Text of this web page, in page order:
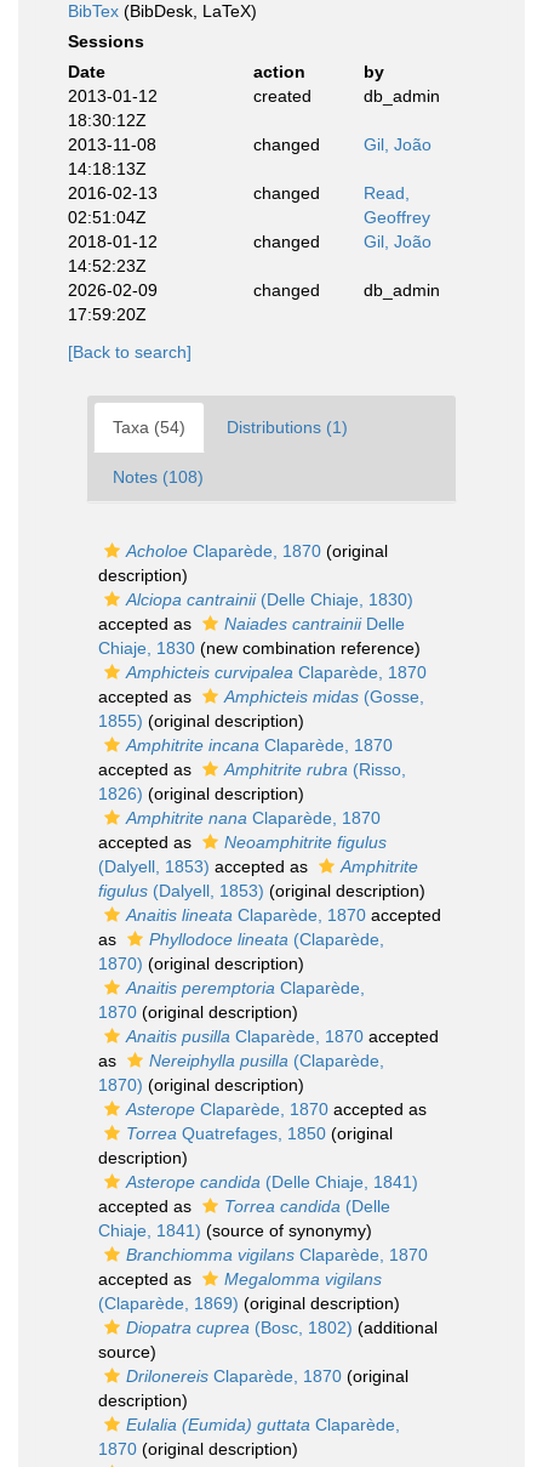
BibTex (BibDesk, LaTeX)
Sessions
Date
action
by
2013-01-12
18:30:12Z
created db_admin
2013-11-08
14:18:13Z
changed Gil, João
2016-02-13
02:51:04Z
changed
Read,
Geoffrey
2018-01-12
14:52:23Z
changed Gil, João
2026-02-09
17:59:20Z
changed db_admin
[Back to search]
Taxa (54) Distributions (1)
Notes (108)
Acholoe Claparède, 1870 (original
description)
Alciopa cantrainii(Delle Chiaje, 1830)
accepted as
Naiades cantrainiiDelle
Chiaje, 1830 (new combination reference)
Amphicteis curvipalea Claparède, 1870
accepted as
Amphicteis midas (Gosse,
1855) (original description)
Amphitrite incana Claparède, 1870
accepted as
Amphitrite rubra (Risso,
1826) (original description)
Amphitrite nana Claparède, 1870
accepted as
Neoamphitrite figulus
(Dalyell, 1853) accepted as
Amphitrite
figulus (Dalyell, 1853) (original description)
Anaitis lineata Claparède, 1870 accepted
as
Phyllodoce lineata (Claparède,
1870) (original description)
Anaitis peremptoria Claparède,
1870 (original description)
Anaitis pusilla Claparède, 1870 accepted
as
Nereiphylla pusilla (Claparède,
1870) (original description)
Asterope Claparède, 1870 accepted as
Torrea Quatrefages, 1850 (original
description)
Asterope candida (Delle Chiaje, 1841)
accepted as
Torrea candida (Delle
Chiaje, 1841) (source of synonymy)
Branchiomma vigilans Claparède, 1870
accepted as
Megalomma vigilans
(Claparède, 1869) (original description)
Diopatra cuprea (Bosc, 1802) (additional
source)
Drilonereis Claparède, 1870 (original
description)
Eulalia (Eumida) guttata Claparède,
1870 (original description)